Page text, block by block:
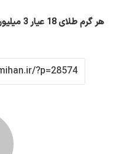
هر گرم طلای 18 عیار 3 میلیون و 180 هزار تومان است